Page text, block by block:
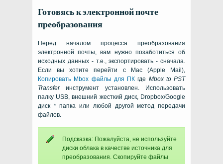
Готовясь к электронной почте
преобразования
Перед началом процесса преобразования
электронной почты, вам нужно позаботиться об
исходных данных - т.е., экспортировать - сначала.
Если вы хотите перейти с
Mac (Apple Mail),
Копировать Mbox файлы для ПК где Mbox to PST
Transferинструмент установлен. Использовать
палку USB, внешний жесткий диск, Dropbox/Google
диск * папка или любой другой метод передачи
файлов.
Подсказка: Пожалуйста, не используйте
диски облака в качестве источника для
преобразования. Скопируйте файлы